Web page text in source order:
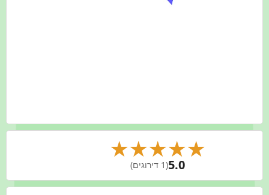
★
★
★
★
★
5.0(1 דירוגים)